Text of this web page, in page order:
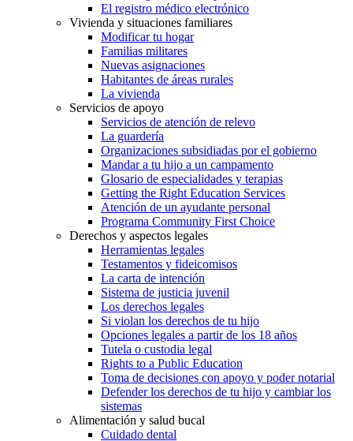
El registro médico electrónico
Vivienda y situaciones familiares
Modificar tu hogar
Familias militares
Nuevas asignaciones
Habitantes de áreas rurales
La vivienda
Servicios de apoyo
Servicios de atención de relevo
La guardería
Organizaciones subsidiadas por el gobierno
Mandar a tu hijo a un campamento
Glosario de especialidades y terapias
Getting the Right Education Services
Atención de un ayudante personal
Programa Community First Choice
Derechos y aspectos legales
Herramientas legales
Testamentos y fideicomisos
La carta de intención
Sistema de justicia juvenil
Los derechos legales
Si violan los derechos de tu hijo
Opciones legales a partir de los 18 años
Tutela o custodia legal
Rights to a Public Education
Toma de decisiones con apoyo y poder notarial
Defender los derechos de tu hijo y cambiar los
sistemas
Alimentación y salud bucal
Cuidado dental